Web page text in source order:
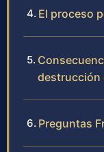
El proceso
destrucción
Preguntas